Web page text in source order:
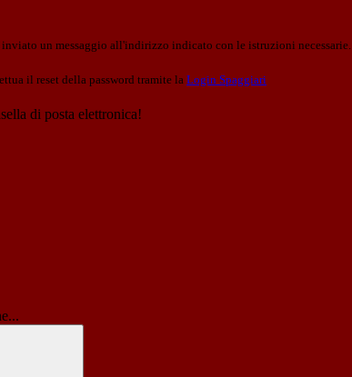
inviato un messaggio all'indirizzo indicato con le istruzioni necessarie.
il reset della password tramite la Login Spaggiari
di posta elettronica!